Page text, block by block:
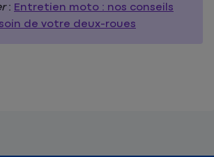
: Entretien moto : nos conseils
de votre deux-roues